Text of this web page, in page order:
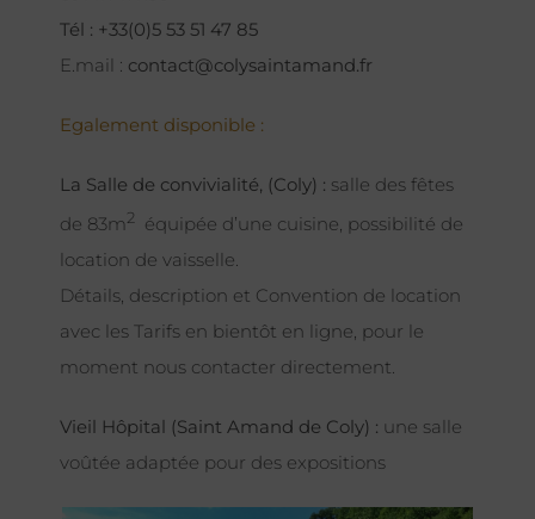
Tél : +33(0)5 53 51 47 85
E.mail : contact@colysaintamand.fr
Egalement disponible :
La Salle de convivialité, (Coly) : salle des fêtes
de 83m2 équipée d’une cuisine, possibilité de
location de vaisselle.
Détails, description et Convention de location
avec les Tarifs en bientôt en ligne, pour le
moment nous contacter directement.
Vieil Hôpital (Saint Amand de Coly) : une salle
voûtée adaptée pour des expositions